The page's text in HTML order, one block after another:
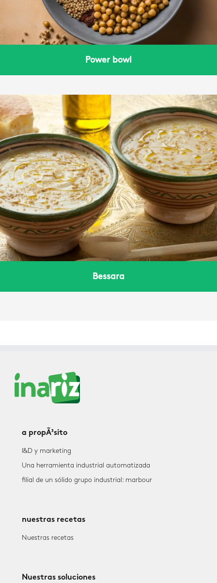
Power bowl
Bessara
a propÃ³sito
I&D y marketing
Una herramienta industrial automatizada
filial de un sólido grupo industrial: marbour
nuestras recetas
Nuestras recetas
Nuestras soluciones